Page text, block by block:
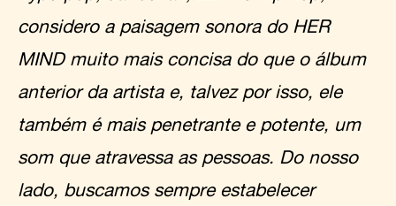
considero a paisagem sonora do HER
MIND muito mais concisa do que o álbum
anterior da artista e, talvez por isso, ele
também é mais penetrante e potente, um
som que atravessa as pessoas. Do nosso
lado, buscamos sempre estabelecer